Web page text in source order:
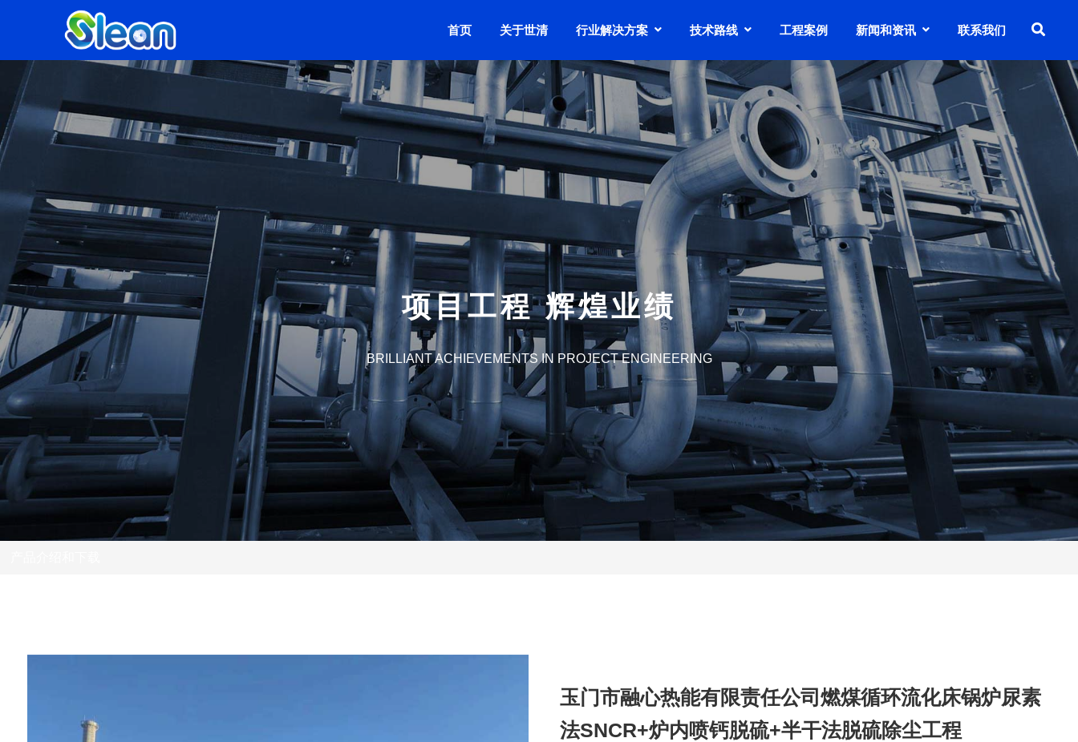
首页 关于世清 行业解决方案 技术路线 工程案例 新闻和资讯 联系我们
项目工程 辉煌业绩
BRILLIANT ACHIEVEMENTS IN PROJECT ENGINEERING
玉门市融心热能有限责任公司燃煤循环流化床锅炉尿素
法SNCR+炉内喷钙脱硫+半干法脱硫除尘工程